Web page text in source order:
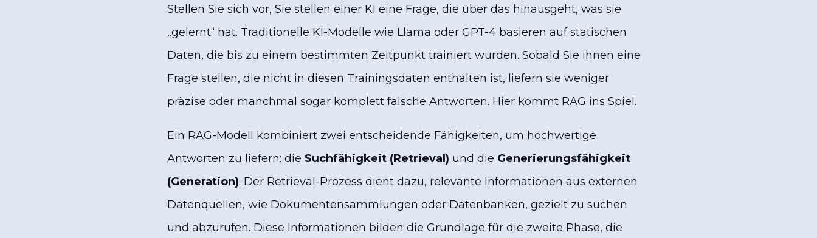
Stellen Sie sich vor, Sie stellen einer KI eine Frage, die über das hinausgeht, was sie
„gelernt“ hat. Traditionelle KI-Modelle wie Llama oder GPT-4 basieren auf statischen
Daten, die bis zu einem bestimmten Zeitpunkt trainiert wurden. Sobald Sie ihnen eine
Frage stellen, die nicht in diesen Trainingsdaten enthalten ist, liefern sie weniger
präzise oder manchmal sogar komplett falsche Antworten. Hier kommt RAG ins Spiel.
Ein RAG-Modell kombiniert zwei entscheidende Fähigkeiten, um hochwertige
Antworten zu liefern: die Suchfähigkeit (Retrieval) und die Generierungsfähigkeit
(Generation). Der Retrieval-Prozess dient dazu, relevante Informationen aus externen
Datenquellen, wie Dokumentensammlungen oder Datenbanken, gezielt zu suchen
und abzurufen. Diese Informationen bilden die Grundlage für die zweite Phase, die